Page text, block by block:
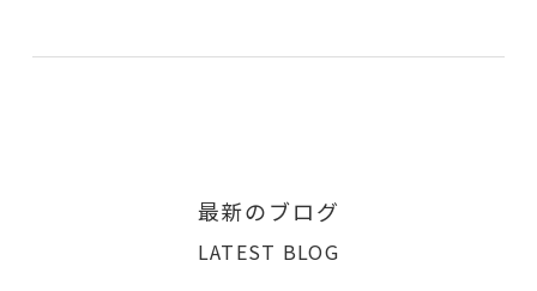
最新のブログ
LATEST BLOG